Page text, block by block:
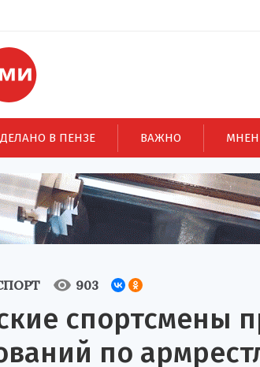
В ПЕНЗЕ ВАЖНО
903
спортсмены
по